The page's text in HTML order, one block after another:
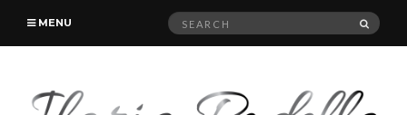
MENU
Search